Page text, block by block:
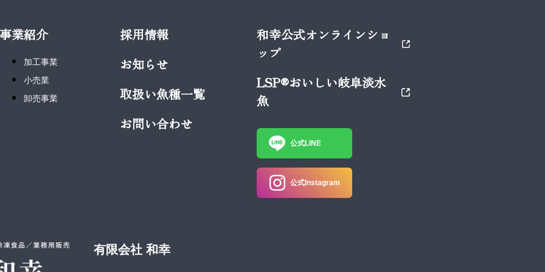
業紹介
加工事業
小売業
卸売事業
採用情報
お知らせ
取扱い魚種一覧
お問い合わせ
和幸公式オンラインショ
ップ
LSP®おいしい岐阜淡水
魚
公式LINE
公式Instagram
有限会社 和幸